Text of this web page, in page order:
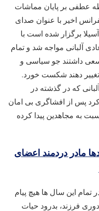
نقطه عطفی بر پایان مماشات
اخیر با عنوان صدای
برگزار شده است با
آلبانی مواجه شد و تمام
داشتند جو سیاسی و
تغییر دهند شکست خورد.
که در گذشته در
پس از افشاگری بی امان
به مجاهدین پیدا کرده
مادر دردمند اعضای
این سال ها هیچ پیام
فرزند، بدرود حیات